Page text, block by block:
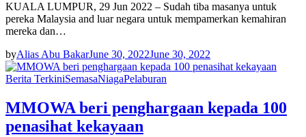
KUALA LUMPUR, 29 Jun 2022 – Sudah tiba masanya untuk
pereka Malaysia and luar negara untuk mempamerkan kemahiran
mereka dan…
byAlias Abu BakarJune 30, 2022June 30, 2022
Berita TerkiniSemasaNiagaPelaburan
MMOWA beri penghargaan kepada 100
penasihat kekayaan